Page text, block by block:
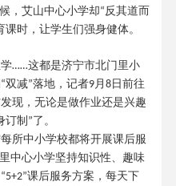
，艾山中心小学却“反其道而
课时，让学生们强身健体。
……这都是济宁市北门里小
“双减”落地，记者9月 8日前往
现，无论是做作业还是兴趣
订制 ”了。
所中小学校都将开展课后服
中心小学坚持知识性、趣味
“5+2”课后服务方案，每天下